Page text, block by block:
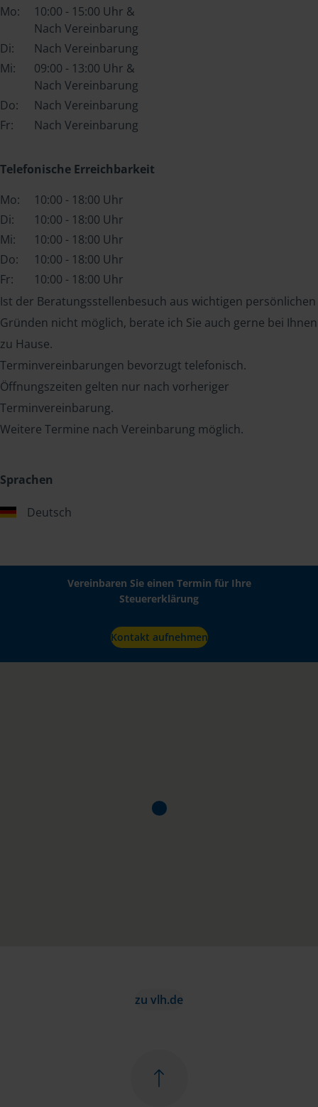
Mo:
10:00 - 15:00 Uhr &
Nach Vereinbarung
Di:
Nach Vereinbarung
Mi:
09:00 - 13:00 Uhr &
Nach Vereinbarung
Do:
Nach Vereinbarung
Fr:
Nach Vereinbarung
Telefonische Erreichbarkeit
Mo:
10:00 - 18:00 Uhr
Di:
10:00 - 18:00 Uhr
Mi:
10:00 - 18:00 Uhr
Do:
10:00 - 18:00 Uhr
Fr:
10:00 - 18:00 Uhr
Ist der Beratungsstellenbesuch aus wichtigen persönlichen
Gründen nicht möglich, berate ich Sie auch gerne bei Ihnen
zu Hause.
Terminvereinbarungen bevorzugt telefonisch.
Öffnungszeiten gelten nur nach vorheriger
Terminvereinbarung.
Weitere Termine nach Vereinbarung möglich.
Sprachen
Deutsch
Vereinbaren Sie einen Termin für Ihre
Steuererklärung
Kontakt aufnehmen
zu vlh.de